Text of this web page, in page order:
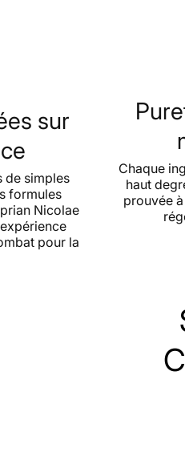
sur
de simples
formules
Nicolae
pour la
Chaque
haut
prouvée